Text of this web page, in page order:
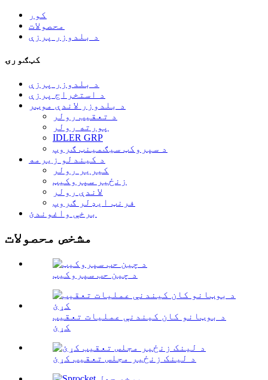
کور
محصولات
د بلدوزر پرزې
کټګورۍ
د بلدوزر پرزې
د استخراج پرزې
د بلدوزر لاندې موټر
د تعقیب رولر
پورته رولر
IDLER GRP
د سپروکټ سیګمینټ ګروپ
د کیندلو زیرمه
کیریر رولر
زنځیر سپروکیټ
لاندې رولر
فرنټ ایډلر ګروپ
برخې واغوندئ
مشخص محصولات
د چین حب سپروکیټ
د بوټانو کان کیندنې عملیات تعقیب
کړئ
د لینک زنځیر مجلس تعقیب کړئ